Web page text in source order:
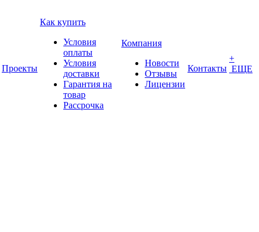
Проекты
Как купить
Условия
оплаты
Условия
доставки
Гарантия на
товар
Рассрочка
Компания
Новости
Отзывы
Лицензии
Контакты
+
ЕЩЕ